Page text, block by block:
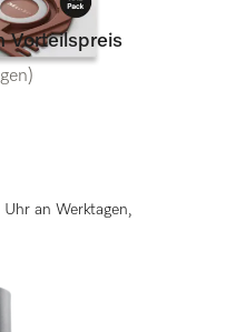
Vorteilspreis
an Werktagen,